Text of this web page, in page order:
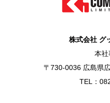
株式会社 グ
本社
〒730-0036 広島県
TEL：